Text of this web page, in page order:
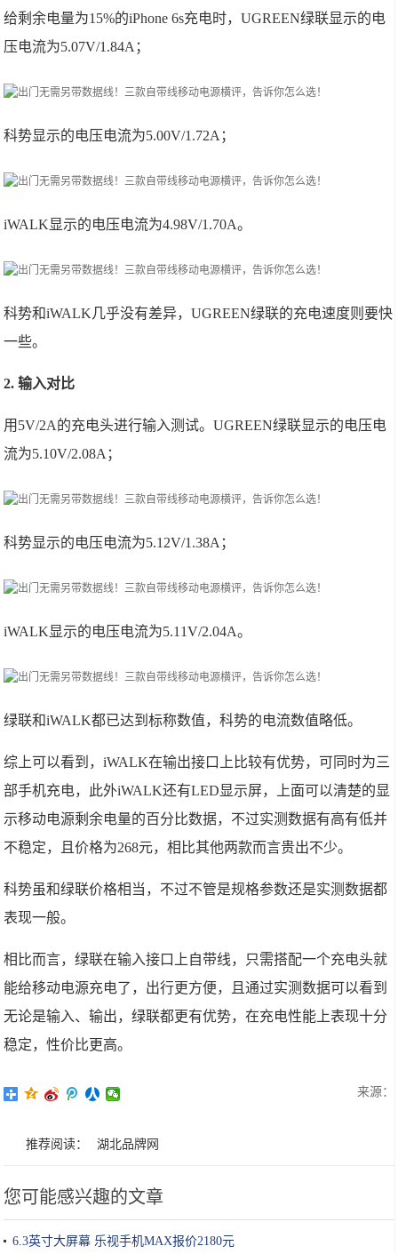
给剩余电量为15%的iPhone 6s充电时，UGREEN绿联显示的电
压电流为5.07V/1.84A；
科势显示的电压电流为5.00V/1.72A；
iWALK显示的电压电流为4.98V/1.70A。
科势和iWALK几乎没有差异，UGREEN绿联的充电速度则要快
一些。
2. 输入对比
用5V/2A的充电头进行输入测试。UGREEN绿联显示的电压电
流为5.10V/2.08A；
科势显示的电压电流为5.12V/1.38A；
iWALK显示的电压电流为5.11V/2.04A。
绿联和iWALK都已达到标称数值，科势的电流数值略低。
综上可以看到，iWALK在输出接口上比较有优势，可同时为三
部手机充电，此外iWALK还有LED显示屏，上面可以清楚的显
示移动电源剩余电量的百分比数据，不过实测数据有高有低并
不稳定，且价格为268元，相比其他两款而言贵出不少。
科势虽和绿联价格相当，不过不管是规格参数还是实测数据都
表现一般。
相比而言，绿联在输入接口上自带线，只需搭配一个充电头就
能给移动电源充电了，出行更方便，且通过实测数据可以看到
无论是输入、输出，绿联都更有优势，在充电性能上表现十分
稳定，性价比更高。
来源：
推荐阅读： 湖北品牌网
您可能感兴趣的文章
6.3英寸大屏幕 乐视手机MAX报价2180元